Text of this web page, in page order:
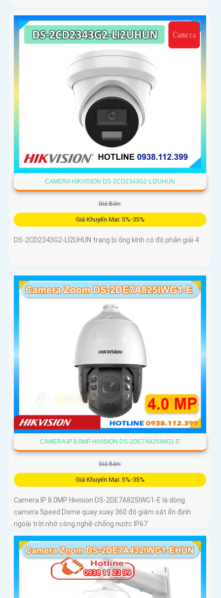
CAMERA HIKVISION DS-2CD2343G2-LI2UHUN
Giá Bán:
Giá Khuyến Mại: 5%-35%
DS-2CD2343G2-LI2UHUN trang bị ống kính có độ phân giải 4
CAMERA IP 8.0MP HIVISION DS-2DE7A825IWG1-E
Giá Bán:
Giá Khuyến Mại: 5%-35%
Camera IP 8.0MP Hivision DS-2DE7A825IWG1-E là dòng
camera Speed Dome quay xuay 360 độ giám sát ổn định
ngoài trời nhờ công nghệ chống nước IP67